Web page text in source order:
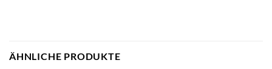
ÄHNLICHE PRODUKTE